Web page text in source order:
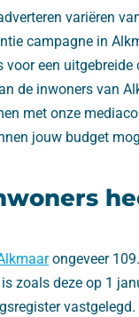
variëren
campagne in
voor een
de inwoners van
met onze
jouw budget
ongeveer
zoals deze op 1
vastgelegd.